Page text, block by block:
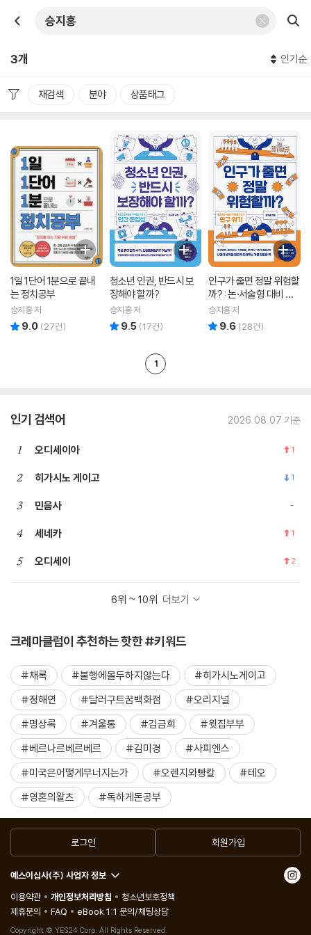
3개 인기순
재검색 분야 상품태그
1일 1단어 1분으로 끝내
는 정치공부
승지홍 저
9.0 (27건)
청소년 인권, 반드시 보
장해야 할까?
승지홍 저
9.5 (17건)
인구가 줄면 정말 위험할
까? : 논·서술형 대비 주
제토론 수업 2: 인구 위기
승지홍 저
9.6 (28건)
1
인기 검색어 2026.08.07 기준
1 오디세이아 1
2 히가시노 게이고 1
3 민음사
4 세네카 1
5 오디세이 2
6위 ~ 10위 더보기
크레마클럽이 추천하는 핫한 #키워드
#채록 #불행에몰두하지않는다
#히가시노게이고
#정해연
#달러구트꿈백화점
#오리지널
#명상록
#겨울통 #김금희
#윗집부부
#베르나르베르베르
#김미경
#사피엔스
#미국은어떻게무너지는가
#오렌지와빵칼
#테오
#영혼의왈츠
#독하게돈공부
로그인 회원가입
예스이십사(주) 사업자 정보
이용약관
개인정보처리방침
청소년보호정책
제휴문의
FAQ eBook 1:1 문의/채팅상담
Copyright © YES24 Corp. All Rights Reserved.